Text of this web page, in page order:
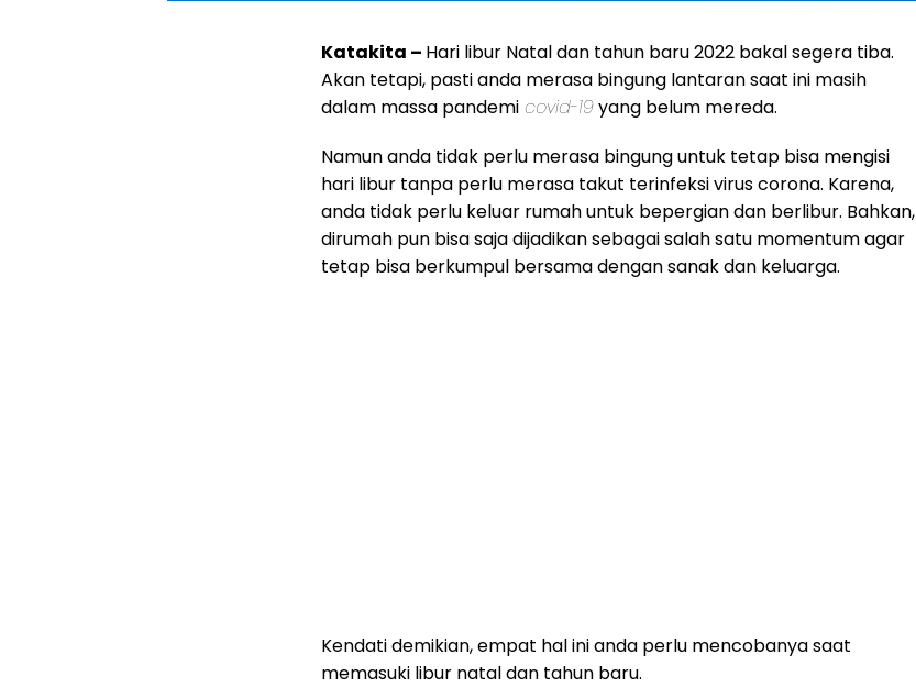
Katakita – Hari libur Natal dan tahun baru 2022 bakal segera tiba.
Akan tetapi, pasti anda merasa bingung lantaran saat ini masih
dalam massa pandemi covid-19yang belum mereda.
Namun anda tidak perlu merasa bingung untuk tetap bisa mengisi
hari libur tanpa perlu merasa takut terinfeksi virus corona. Karena,
anda tidak perlu keluar rumah untuk bepergian dan berlibur. Bahkan,
dirumah pun bisa saja dijadikan sebagai salah satu momentum agar
tetap bisa berkumpul bersama dengan sanak dan keluarga.
Kendati demikian, empat hal ini anda perlu mencobanya saat
memasuki libur natal dan tahun baru.